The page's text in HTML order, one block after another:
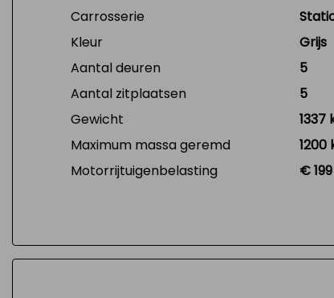
Carrosserie
Kleur
Grijs
Aantal deuren
5
Aantal zitplaatsen
5
Gewicht
1337
Maximum massa geremd
1200
Motorrijtuigenbelasting
€